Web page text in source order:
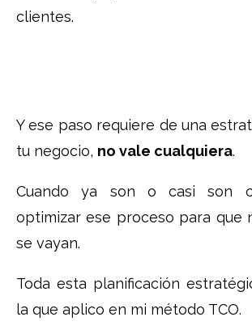
clientes.
Y ese paso requiere de una
tu negocio, no vale cualquiera.
Cuando ya son o casi son
optimizar ese proceso para que
se vayan.
Toda esta planificación
la que aplico en mi método TCO.